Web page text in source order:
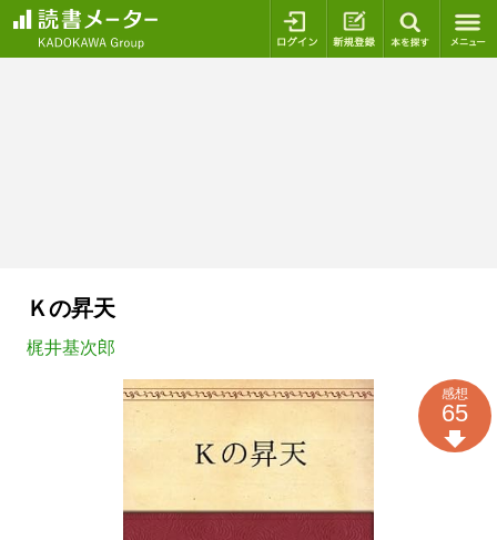
ログイン 新規登録
Ｋの昇天
梶井基次郎
感想
65